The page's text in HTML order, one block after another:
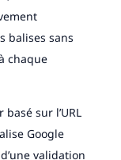
balises sans
chaque
sur l’URL
Google
validation